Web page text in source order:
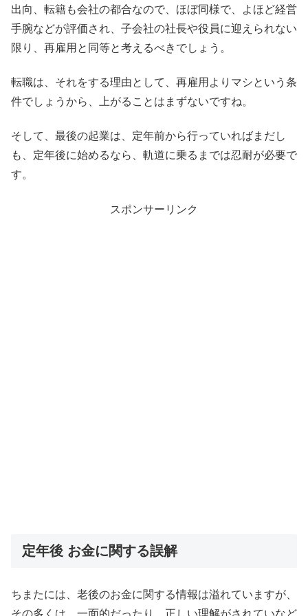
出向、転籍も会社の都合なので、ほぼ同様で、よほど経営
手腕などが評価され、子会社の社長や役員に迎えられない
限り、再雇用と同等と考えるべきでしょう。
転職は、それをする理由として、再雇用よりマシという条
件でしょうから、上がることはまずないですね。
そして、最後の起業は、定年前から行っていればまだし
も、定年後に始めるなら、軌道に乗るまでは忍耐が必要で
す。
スポンサーリンク
定年後 お金に関する誤解
ちまたには、老後のお金に関する情報は溢れていますが、
その多くは、一面的だったり、正しい理解がされていなど